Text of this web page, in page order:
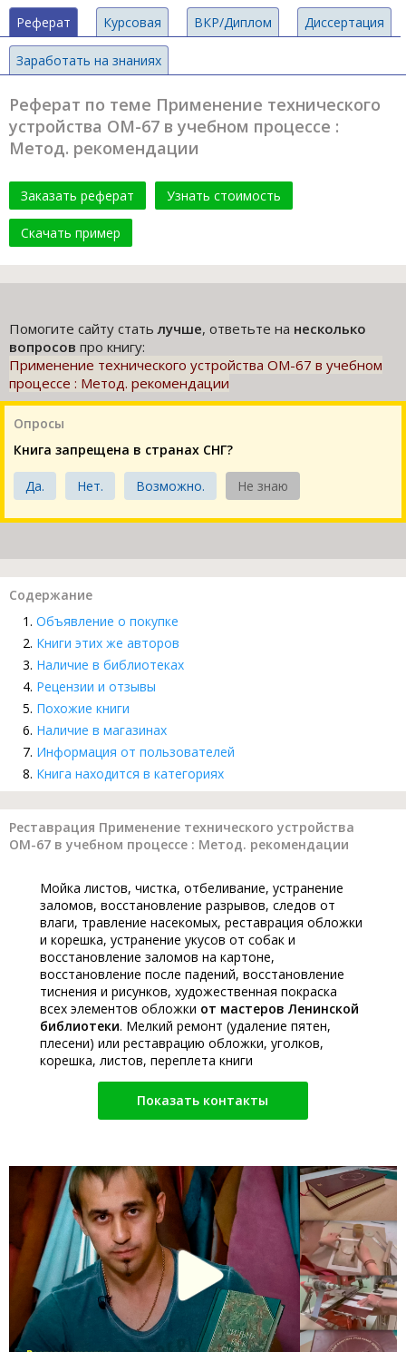
Реферат Курсовая ВКР/Диплом Диссертация
Заработать на знаниях
Реферат по теме Применение технического
устройства ОМ-67 в учебном процессе :
Метод. рекомендации
Заказать реферат Узнать стоимость
Скачать пример
Помогите сайту статьлучше, ответьте на несколько
вопросов про книгу:
Применение технического устройства ОМ-67 в учебном
процессе : Метод. рекомендации
Опросы
Книга запрещена в странах СНГ?
Да. Нет. Возможно. Не знаю
Содержание
Объявление о покупке
Книги этих же авторов
Наличие в библиотеках
Рецензии и отзывы
Похожие книги
Наличие в магазинах
Информация от пользователей
Книга находится в категориях
Реставрация Применение технического устройства
ОМ-67 в учебном процессе : Метод. рекомендации
Мойка листов, чистка, отбеливание, устранение
заломов, восстановление разрывов, следов от
влаги, травление насекомых, реставрация обложки
и корешка, устранение укусов от собак и
восстановление заломов на картоне,
восстановление после падений, восстановление
тиснения и рисунков, художественная покраска
всех элементов обложки от мастеров Ленинской
библиотеки. Мелкий ремонт (удаление пятен,
плесени) или реставрацию обложки, уголков,
корешка, листов, переплета книги
Показать контакты